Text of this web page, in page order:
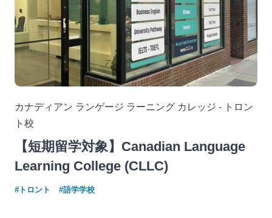
カナディアン ランゲージ ラーニング カレッジ - トロン
ト校
【短期留学対象】Canadian Language
Learning College (CLLC)
#トロント #語学学校